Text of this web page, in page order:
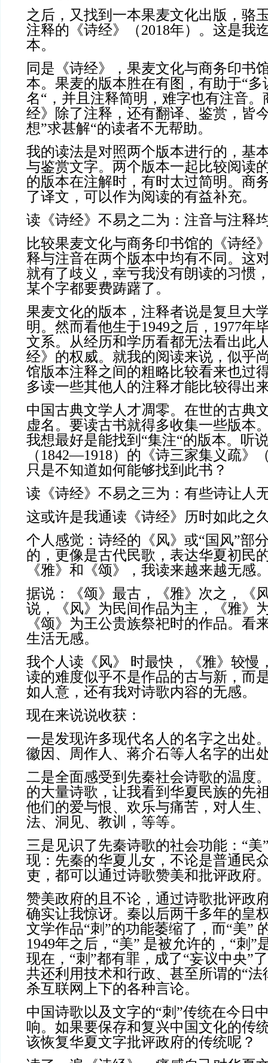
之后，又找到一本果麦文化出版，骆
注释的《诗经》（2018年）。这是我
本。
同是《诗经》，果麦文化与商务印书
本。果麦的版本胜在有图，有助于“
名“，并且注释简明，难字也有注音
经》除了注释，还有翻译、鉴赏，皆
想”求甚解“的读者不无帮助。
我的读法是对照两个版本进行的，基
与鉴赏文字。两个版本一起比较阅读
的版本在注解时，有时太过简明。商
了译文，可以作为阅读的有益补充。
读《诗经》不易之二为：注音与注释
比较果麦文化与商务印书馆的《诗经
释与注音在两个版本中均有不同。这
就有了歧义，幸亏我没有朗读的习惯
某个字都要费踌躇了。
果麦文化的版本，注释者说是复旦大
明。然而看他生于1949之后，1977年
文系。从经历和学历看都无法看出此
经》的权威。就我的阅读来说，似乎
馆版本注释之间的粗略比较看来也过
多读一些其他人的注释才能比较得出
中国古典文学人才凋零。在世的古典
虚名。要读古书就得多收集一些版本
我想最好是能找到“集注“的版本。听
（1842—1918）的《诗三家集义疏》
只是不知道如何能够找到此书？
读《诗经》不易之三为：有些诗让人
这或许是我通读《诗经》历时如此之
个人感觉：诗经的《风》或“国风”部
的，更像是古代民歌，表达华夏初民
《雅》和《颂》，我读来越来越无感
据说：《颂》最古，《雅》次之，《
说，《风》为民间作品为主，《雅》
《颂》为王公贵族祭祀时的作品。看
生活无感。
我个人读《风》 时最快，《雅》较慢
读的难度似乎不是作品的古与新，而
如人意，还有我对诗歌内容的无感。
现在来说说收获：
一是发现许多现代名人的名字之出处
徽因、周作人、蒋介石等人名字的出
二是全面感受到先秦社会诗歌的温度
的大量诗歌，让我看到华夏民族的先
他们的爱与恨、欢乐与痛苦，对人生
法、洞见、教训，等等。
三是见识了先秦诗歌的社会功能：“美
现：先秦的华夏儿女，不论是普通民
吏，都可以通过诗歌赞美和批评政府
赞美政府的且不论，通过诗歌批评政
确实让我惊讶。秦以后两千多年的皇
文学作品“刺”的功能萎缩了，而“美”
1949年之后，“美” 是被允许的，“刺”
现在，“刺”都有罪，成了“妄议中央”
共还利用技术和行政、甚至所谓的“法
杀互联网上下的各种言论。
中国诗歌以及文字的“刺”传统在今日
响。如果要保存和复兴中国文化的传
该恢复华夏文字批评政府的传统呢？